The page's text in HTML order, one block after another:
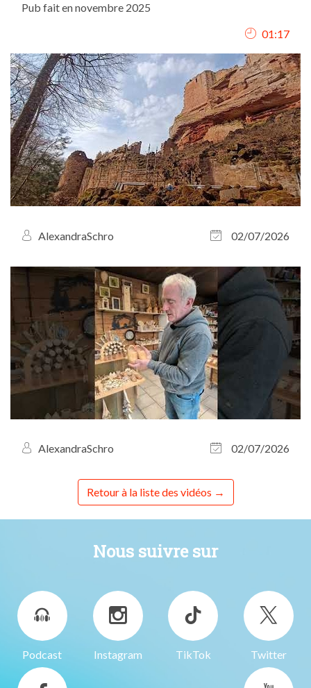
Pub fait en novembre 2025
01:17
AlexandraSchro 02/07/2026
AlexandraSchro 02/07/2026
Retour à la liste des vidéos
Nous suivre sur
Podcast Instagram TikTok Twitter